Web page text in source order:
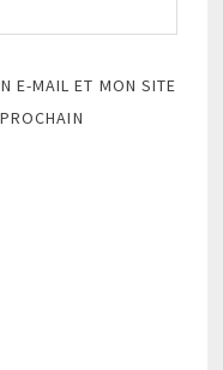
E-MAIL ET MON SITE